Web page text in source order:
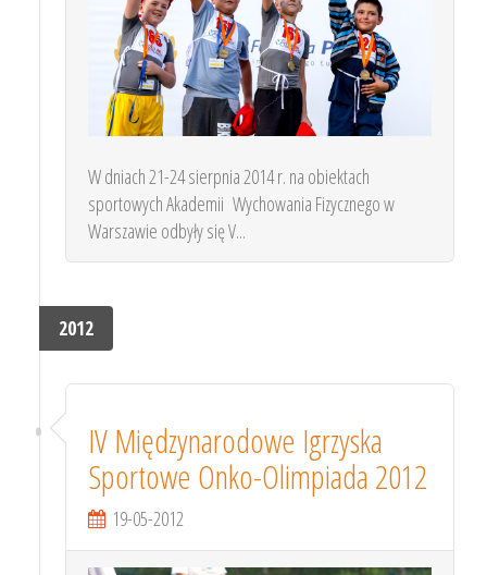
W dniach 21-24 sierpnia 2014 r. na obiektach
sportowych Akademii Wychowania Fizycznego w
Warszawie odbyły się V...
2012
IV Międzynarodowe Igrzyska
Sportowe Onko-Olimpiada 2012
19-05-2012